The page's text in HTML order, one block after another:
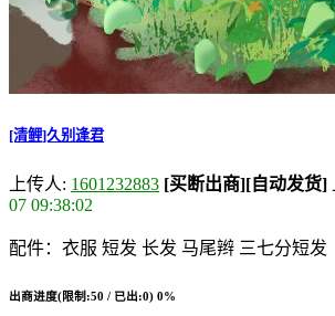
[清鲤]久别逢君
上传人: 1601232883 [买断出商][自动发货]
07 09:38:02
配件：衣服 短发 长发 马尾辫 三七分短发
出商进度(限制:50 / 已出:0) 0%